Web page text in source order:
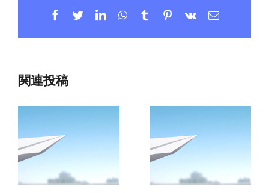
Facebook
TwitterLinkedInWhatsApp
TumblrPinterest
Vk
電
メ
関連投稿